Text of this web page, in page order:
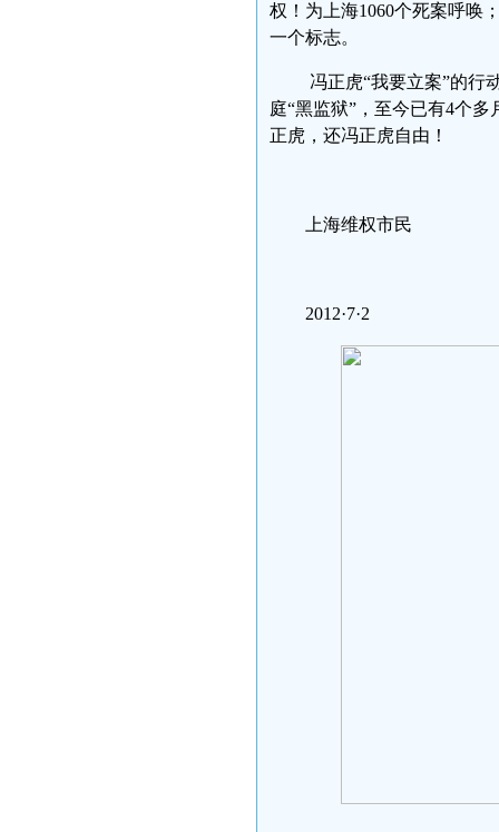
权！为上海1060个死案呼唤
一个标志。
冯正虎“我要立案”的行
庭“黑监狱”，至今已有4个
正虎，还冯正虎自由！
上海维权市民
2012·7·2